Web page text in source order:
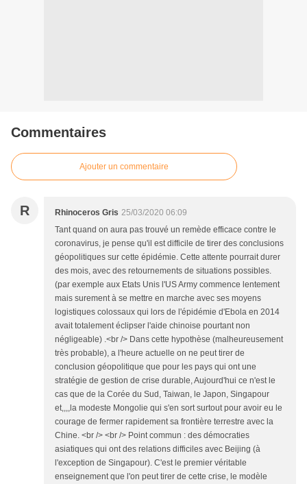
Commentaires
Ajouter un commentaire
R Rhinoceros Gris 25/03/2020 06:09
Tant quand on aura pas trouvé un remède efficace contre le
coronavirus, je pense qu'il est difficile de tirer des conclusions
géopolitiques sur cette épidémie. Cette attente pourrait durer
des mois, avec des retournements de situations possibles.
(par exemple aux Etats Unis l'US Army commence lentement
mais surement à se mettre en marche avec ses moyens
logistiques colossaux qui lors de l'épidémie d'Ebola en 2014
avait totalement éclipser l'aide chinoise pourtant non
négligeable) .<br /> Dans cette hypothèse (malheureusement
très probable), a l'heure actuelle on ne peut tirer de
conclusion géopolitique que pour les pays qui ont une
stratégie de gestion de crise durable, Aujourd'hui ce n'est le
cas que de la Corée du Sud, Taiwan, le Japon, Singapour
et,,,,la modeste Mongolie qui s'en sort surtout pour avoir eu le
courage de fermer rapidement sa frontière terrestre avec la
Chine. <br /> <br /> Point commun : des démocraties
asiatiques qui ont des relations difficiles avec Beijing (à
l'exception de Singapour). C'est le premier véritable
enseignement que l'on peut tirer de cette crise, le modèle